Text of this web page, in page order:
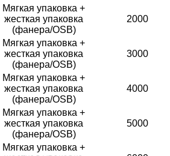
Мягкая упаковка +
жесткая упаковка
(фанера/OSB)
2000
Мягкая упаковка +
жесткая упаковка
(фанера/OSB)
3000
Мягкая упаковка +
жесткая упаковка
(фанера/OSB)
4000
Мягкая упаковка +
жесткая упаковка
(фанера/OSB)
5000
Мягкая упаковка +